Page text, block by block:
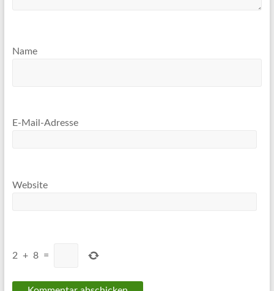
Name
E-Mail-Adresse
Website
2 + 8 =